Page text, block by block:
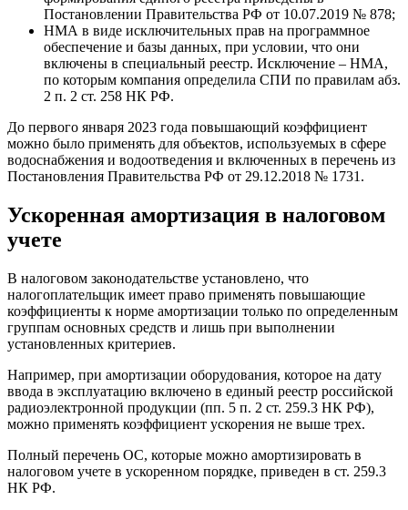
Постановлении Правительства РФ от 10.07.2019 № 878;
НМА в виде исключительных прав на программное
обеспечение и базы данных, при условии, что они
включены в специальный реестр. Исключение – НМА,
по которым компания определила СПИ по правилам абз.
2 п. 2 ст. 258 НК РФ.
До первого января 2023 года повышающий коэффициент
можно было применять для объектов, используемых в сфере
водоснабжения и водоотведения и включенных в перечень из
Постановления Правительства РФ от 29.12.2018 № 1731.
Ускоренная амортизация в налоговом
учете
В налоговом законодательстве установлено, что
налогоплательщик имеет право применять повышающие
коэффициенты к норме амортизации только по определенным
группам основных средств и лишь при выполнении
установленных критериев.
Например, при амортизации оборудования, которое на дату
ввода в эксплуатацию включено в единый реестр российской
радиоэлектронной продукции (пп. 5 п. 2 ст. 259.3 НК РФ),
можно применять коэффициент ускорения не выше трех.
Полный перечень ОС, которые можно амортизировать в
налоговом учете в ускоренном порядке, приведен в ст. 259.3
НК РФ.